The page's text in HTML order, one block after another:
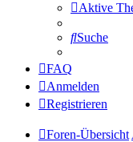
Aktive
Suche
FAQ
Anmelden
Registrieren
Foren-Übersicht